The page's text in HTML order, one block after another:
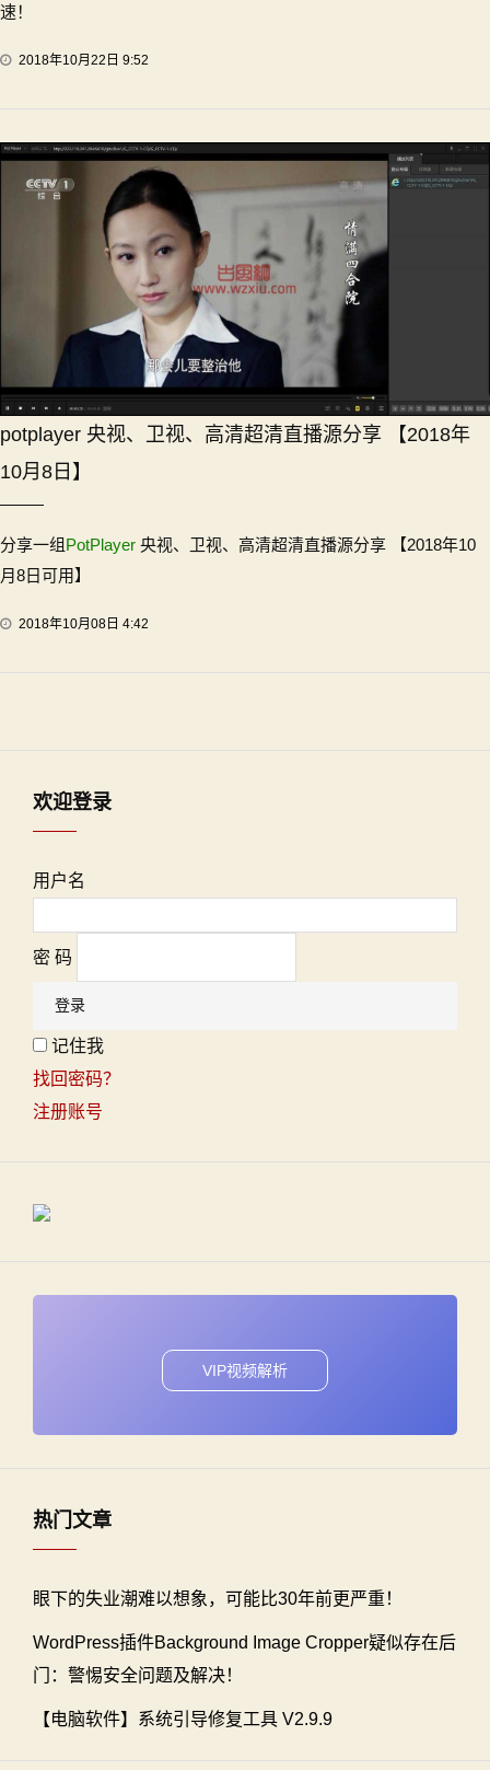
速！
2018年10月22日 9:52
potplayer 央视、卫视、高清超清直播源分享 【2018年
10月8日】
分享一组 PotPlayer 央视、卫视、高清超清直播源分享 【2018年10
月8日可用】
2018年10月08日 4:42
欢迎登录
用户名
密 码
记住我
找回密码？
注册账号
VIP视频解析
热门文章
眼下的失业潮难以想象，可能比30年前更严重！
WordPress插件Background Image Cropper疑似存在后
门：警惕安全问题及解决！
【电脑软件】系统引导修复工具 V2.9.9